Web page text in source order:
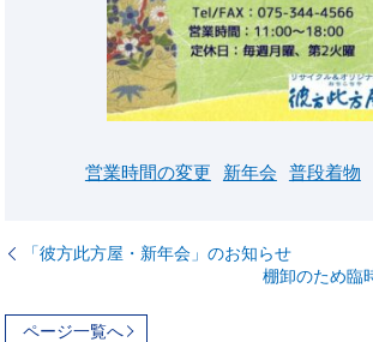
営業時間の変更 新年会 普段着物
「彼方此方屋・新年会」のお知らせ
棚卸のため臨
ページ一覧へ